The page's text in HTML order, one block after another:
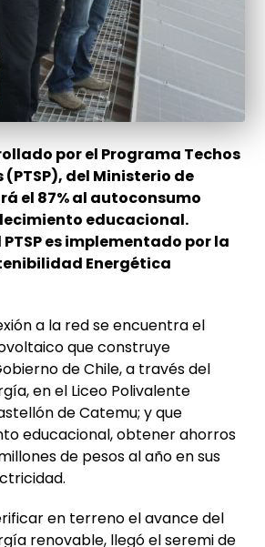
por el Programa Techos
(PTSP), del Ministerio de
el 87% al autoconsumo
educacional.
es implementado por la
Energética
a la red se encuentra el
que construye
de Chile, a través del
en el Liceo Polivalente
de Catemu; y que
educacional, obtener ahorros
de pesos al año en sus
en terreno el avance del
renovable, llegó el seremi de